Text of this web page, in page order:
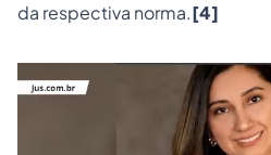
da respectiva norma.[4]